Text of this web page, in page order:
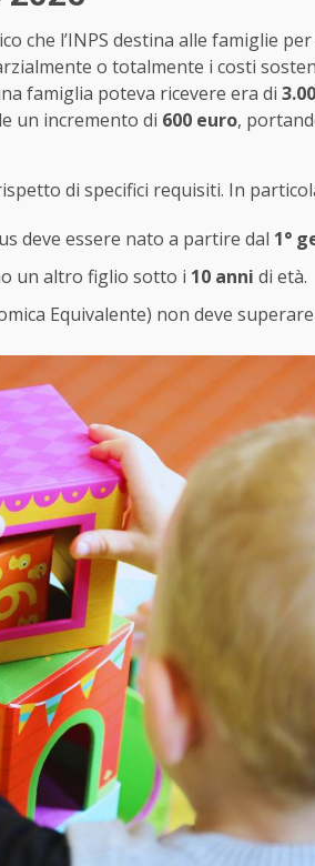
che l’INPS destina alle famiglie
o totalmente i costi
famiglia poteva ricevere era di
un incremento di 600 euro,
di specifici requisiti. In
deve essere nato a partire dal 1°
un altro figlio sotto i 10 anni di età.
Equivalente) non deve